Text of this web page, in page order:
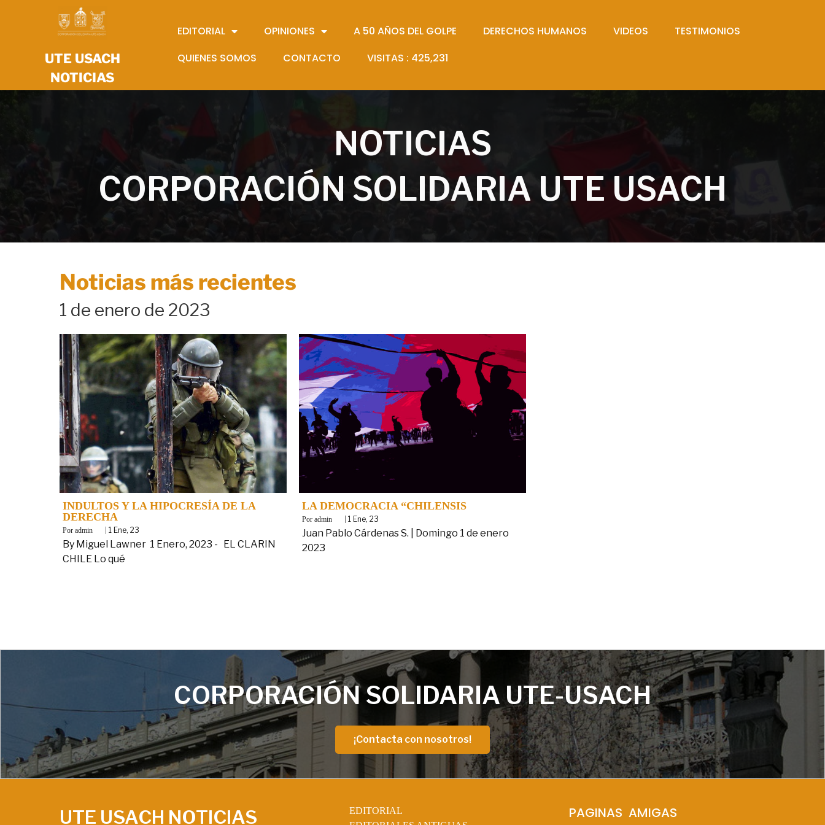
UTE USACH
NOTICIAS
EDITORIAL OPINIONES A 50 AÑOS DEL GOLPE DERECHOS HUMANOS VIDEOS
TESTIMONIOS
QUIENES SOMOS
CONTACTO VISITAS : 425,231
NOTICIAS
CORPORACIÓN SOLIDARIA UTE USACH
Noticias más recientes
1 de enero de 2023
INDULTOS Y LA HIPOCRESÍA DE LA
DERECHA
By admin 1 Ene, 23
By Miguel Lawner 1 Enero, 2023 - EL CLARIN
CHILE Lo qué
LA DEMOCRACIA “CHILENSIS
By admin 1 Ene, 23
Juan Pablo Cárdenas S. | Domingo 1 de enero
2023
CORPORACIÓN SOLIDARIA UTE-USACH
¡Contacta con nosotros!
UTE USACH NOTICIAS
EDITORIAL
PAGINAS  AMIGAS